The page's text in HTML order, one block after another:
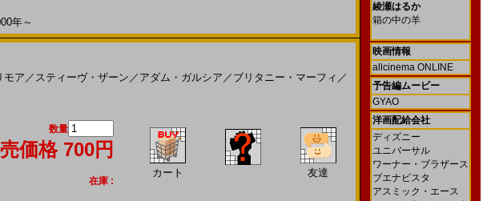
年～
モア ／ スティーヴ・ザーン ／ アダム・ガルシア ／ ブリタニー・マーフィ ／
数量
価格 700円
在庫 :
カート 友達
綾瀬はるか
箱の中の羊
映画情報
allcinema ONLINE
予告編ムービー
GYAO
洋画配給会社
ディズニー
ユニバーサル
ワーナー・ブラザース
ブエナビスタ
アスミック・エース